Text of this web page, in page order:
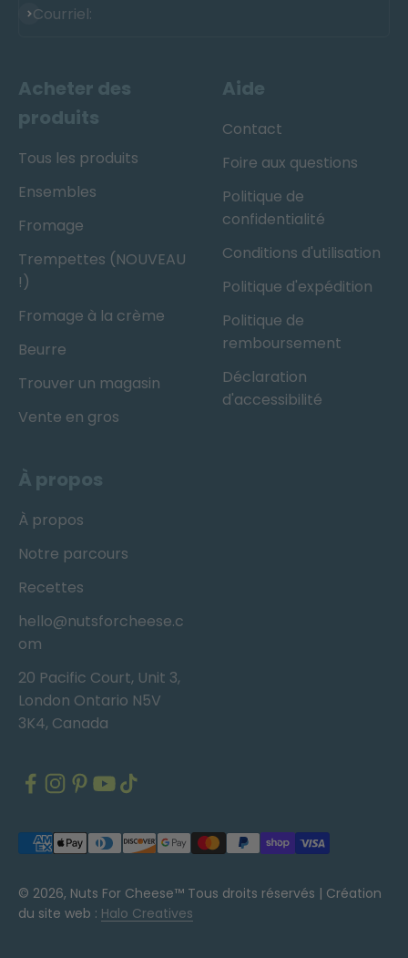
Courriel:
S'abonner à
Acheter des
produits
Tous les produits
Ensembles
Fromage
Trempettes (NOUVEAU
!)
Fromage à la crème
Beurre
Trouver un magasin
Vente en gros
Aide
Contact
Foire aux questions
Politique de
confidentialité
Conditions d'utilisation
Politique d'expédition
Politique de
remboursement
Déclaration
d'accessibilité
À propos
À propos
Notre parcours
Recettes
hello@nutsforcheese.c
om
20 Pacific Court, Unit 3,
London Ontario N5V
3K4, Canada
© 2026, Nuts For Cheese™ Tous droits réservés | Création
du site web : Halo Creatives